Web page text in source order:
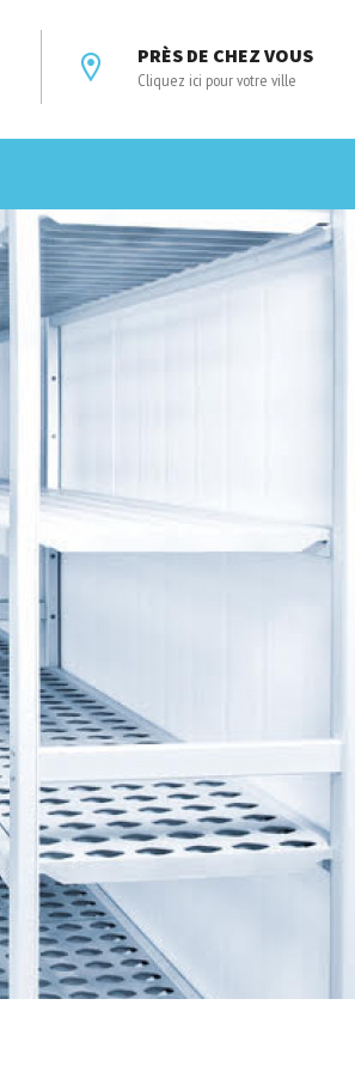
PRÈS DE CHEZ VOUS
Cliquez ici pour votre ville